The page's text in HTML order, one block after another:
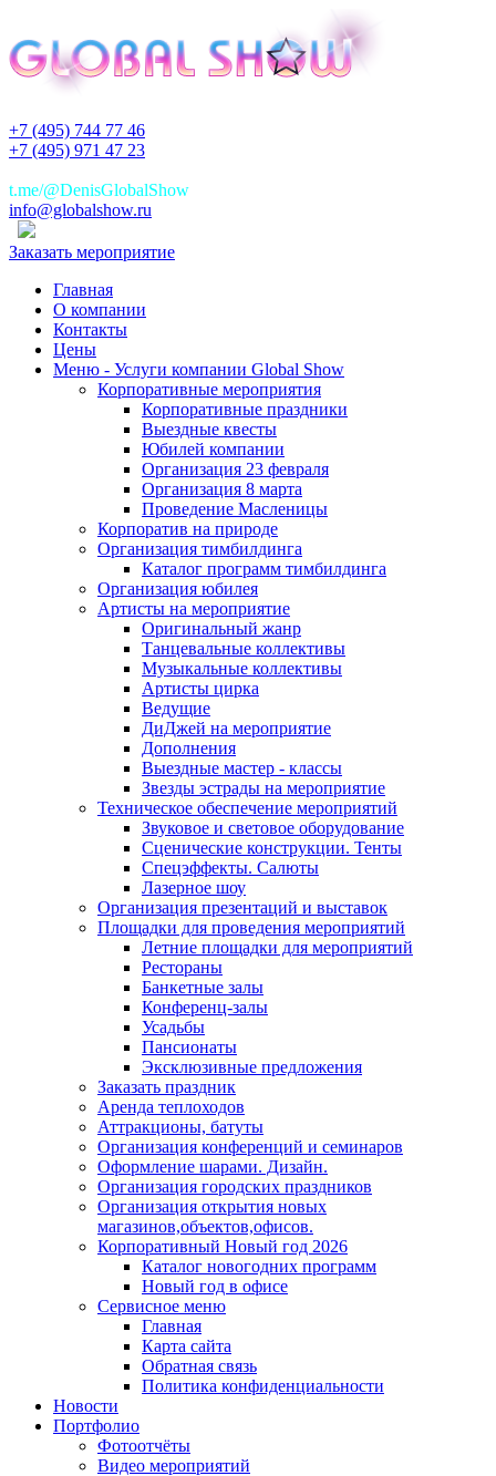
+7 (495) 744 77 46
+7 (495) 971 47 23
t.me/@DenisGlobalShow
info@globalshow.ru
Заказать мероприятие
Главная
О компании
Контакты
Цены
Меню - Услуги компании Global Show
Корпоративные мероприятия
Корпоративные праздники
Выездные квесты
Юбилей компании
Организация 23 февраля
Организация 8 марта
Проведение Масленицы
Корпоратив на природе
Организация тимбилдинга
Каталог программ тимбилдинга
Организация юбилея
Артисты на мероприятие
Оригинальный жанр
Танцевальные коллективы
Музыкальные коллективы
Артисты цирка
Ведущие
ДиДжей на мероприятие
Дополнения
Выездные мастер - классы
Звезды эстрады на мероприятие
Техническое обеспечение мероприятий
Звуковое и световое оборудование
Сценические конструкции. Тенты
Спецэффекты. Салюты
Лазерное шоу
Организация презентаций и выставок
Площадки для проведения мероприятий
Летние площадки для мероприятий
Рестораны
Банкетные залы
Конференц-залы
Усадьбы
Пансионаты
Эксклюзивные предложения
Заказать праздник
Аренда теплоходов
Аттракционы, батуты
Организация конференций и семинаров
Оформление шарами. Дизайн.
Организация городских праздников
Организация открытия новых
магазинов,объектов,офисов.
Корпоративный Новый год 2026
Каталог новогодних программ
Новый год в офисе
Сервисное меню
Главная
Карта сайта
Обратная связь
Политика конфиденциальности
Новости
Портфолио
Фотоотчёты
Видео мероприятий